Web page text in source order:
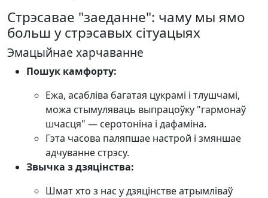
Стрэсавае "заеданне": чаму мы ямо
больш у стрэсавых сітуацыях
Эмацыйнае харчаванне
Пошук камфорту:
Ежа, асабліва багатая цукрамі і тлушчамі,
можа стымуляваць выпрацоўку "гармонаў
шчасця" — серотоніна і дафаміна.
Гэта часова паляпшае настрой і змяншае
адчуванне стрэсу.
Звычка з дзяцінства:
Шмат хто з нас у дзяцінстве атрымліваў